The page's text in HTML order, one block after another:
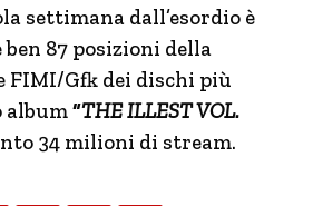
settimana dall’esordio è
87 posizioni della
FIMI/Gfk dei dischi più
album“THE ILLEST VOL.
34 milioni di stream.